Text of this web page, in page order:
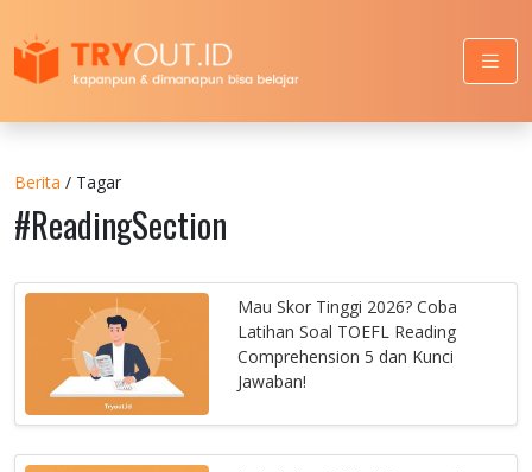
Berita / Tagar
#ReadingSection
Mau Skor Tinggi 2026? Coba
Latihan Soal TOEFL Reading
Comprehension 5 dan Kunci
Jawaban!